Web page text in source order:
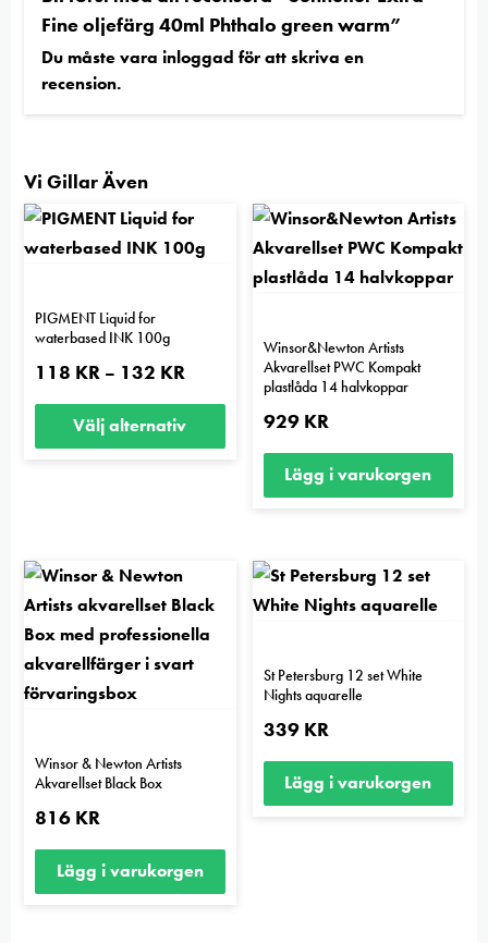
Fine oljefärg 40ml Phthalo green warm”
Du måste varainloggad för att skriva en
recension.
Vi Gillar Även
PIGMENT Liquid for
waterbased INK 100g
118 KR – 132 KR Prisintervall:
118 kr
till
132 kr
Välj alternativ
flera
varianter.
De
olika
alternativen
väljas
på
produktsidan
Winsor&Newton Artists
Akvarellset PWC Kompakt
plastlåda 14 halvkoppar
929 KR
Lägg i varukorgen
Winsor & Newton Artists
Akvarellset Black Box
816 KR
Lägg i varukorgen
St Petersburg 12 set White
Nights aquarelle
339 KR
Lägg i varukorgen